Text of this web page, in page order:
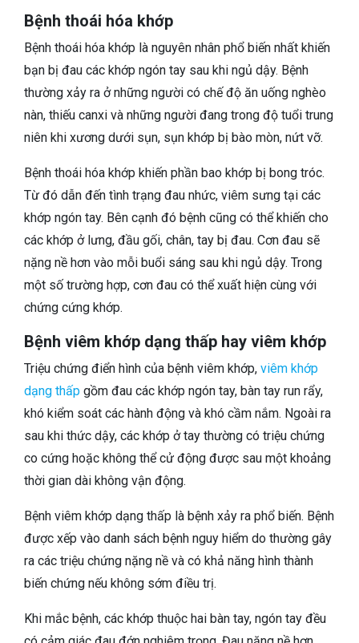
Bệnh thoái hóa khớp
Bệnh thoái hóa khớp là nguyên nhân phổ biến nhất khiến
bạn bị đau các khớp ngón tay sau khi ngủ dậy. Bệnh
thường xảy ra ở những người có chế độ ăn uống nghèo
nàn, thiếu canxi và những người đang trong độ tuổi trung
niên khi xương dưới sụn, sụn khớp bị bào mòn, nứt vỡ.
Bệnh thoái hóa khớp khiến phần bao khớp bị bong tróc.
Từ đó dẫn đến tình trạng đau nhức, viêm sưng tại các
khớp ngón tay. Bên cạnh đó bệnh cũng có thể khiến cho
các khớp ở lưng, đầu gối, chân, tay bị đau. Cơn đau sẽ
nặng nề hơn vào mỗi buổi sáng sau khi ngủ dậy. Trong
một số trường hợp, cơn đau có thể xuất hiện cùng với
chứng cứng khớp.
Bệnh viêm khớp dạng thấp hay viêm khớp
Triệu chứng điển hình của bệnh viêm khớp, viêm khớp
dạng thấp gồm đau các khớp ngón tay, bàn tay run rẩy,
khó kiểm soát các hành động và khó cầm nắm. Ngoài ra
sau khi thức dậy, các khớp ở tay thường có triệu chứng
co cứng hoặc không thể cử động được sau một khoảng
thời gian dài không vận động.
Bệnh viêm khớp dạng thấp là bệnh xảy ra phổ biến. Bệnh
được xếp vào danh sách bệnh nguy hiểm do thường gây
ra các triệu chứng nặng nề và có khả năng hình thành
biến chứng nếu không sớm điều trị.
Khi mắc bệnh, các khớp thuộc hai bàn tay, ngón tay đều